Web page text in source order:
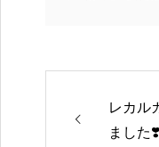
レカル
ました❣️